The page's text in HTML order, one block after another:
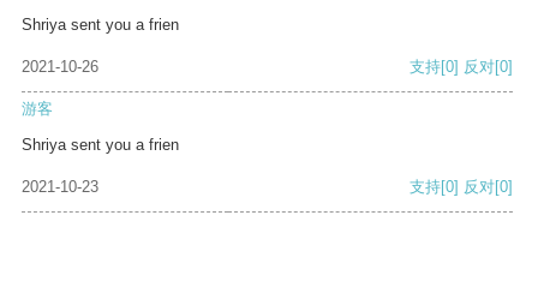
Shriya sent you a frien
2021-10-26 支持[0] 反对[0]
游客
Shriya sent you a frien
2021-10-23 支持[0] 反对[0]